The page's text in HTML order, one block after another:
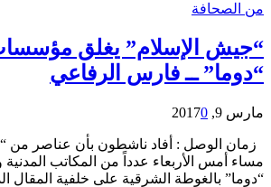
من الصحافة
“جيش الإسلام” يغلق
“دوما” ــ فارس الرفاعي
مارس 9, 2017 0
زمان الوصل : أفاد ناشطون بأن عناصر من
مساء أمس الأربعاء عدداً من المكاتب المدنية
“دوما” بالغوطة الشرقية على خلفية المقال